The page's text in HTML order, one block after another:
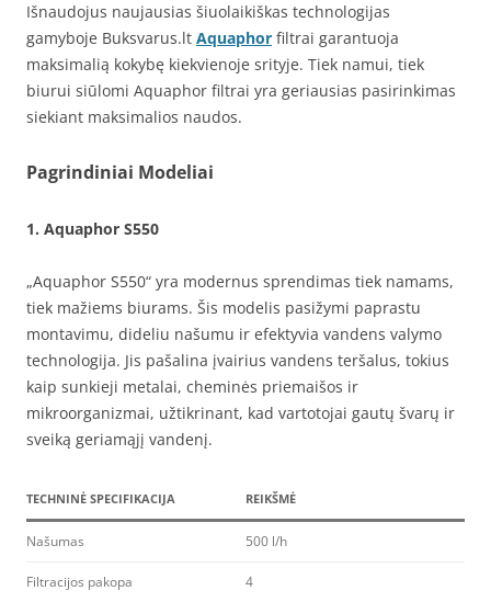
Išnaudojus naujausias šiuolaikiškas technologijas
gamyboje Buksvarus.lt Aquaphor filtrai garantuoja
maksimalią kokybę kiekvienoje srityje. Tiek namui, tiek
biurui siūlomi Aquaphor filtrai yra geriausias pasirinkimas
siekiant maksimalios naudos.
Pagrindiniai Modeliai
1. Aquaphor S550
„Aquaphor S550“ yra modernus sprendimas tiek namams,
tiek mažiems biurams. Šis modelis pasižymi paprastu
montavimu, dideliu našumu ir efektyvia vandens valymo
technologija. Jis pašalina įvairius vandens teršalus, tokius
kaip sunkieji metalai, cheminės priemaišos ir
mikroorganizmai, užtikrinant, kad vartotojai gautų švarų ir
sveiką geriamąjį vandenį.
TECHNINĖ SPECIFIKACIJA REIKŠMĖ
Našumas 500 l/h
Filtracijos pakopa 4